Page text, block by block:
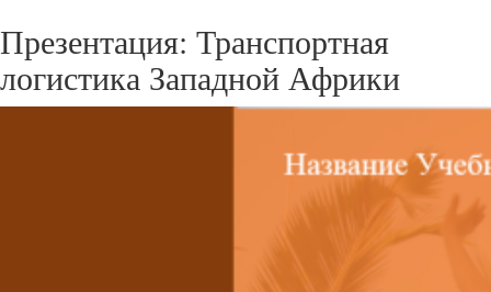
Презентация: Транспортная
логистика Западной Африки